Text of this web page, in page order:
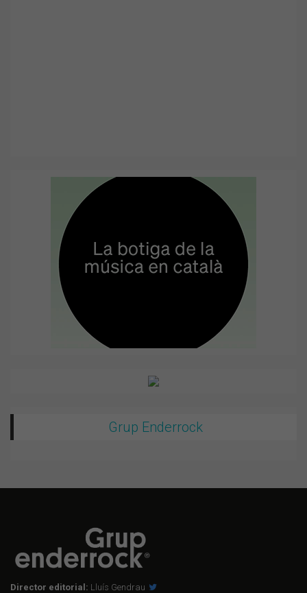
Grup Enderrock
Director editorial: Lluís Gendrau